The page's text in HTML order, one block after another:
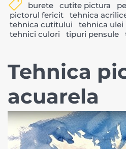
burete cutite pictura
pictorul fericit
tehnica
tehnica cutitului
tehnica ulei
tehnici culori
tipuri pensule
Tehnica
acuarela